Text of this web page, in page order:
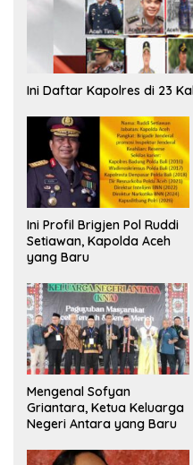
Ini Daftar Kapolres di 23
Ini Profil Brigjen Pol Ruddi
Setiawan, Kapolda Aceh
yang Baru
Mengenal Sofyan
Griantara, Ketua Keluarga
Negeri Antara yang Baru